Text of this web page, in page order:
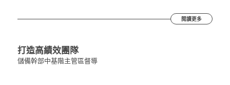
閱讀更多
打造高績效團隊
儲備幹部中基階主管區督導